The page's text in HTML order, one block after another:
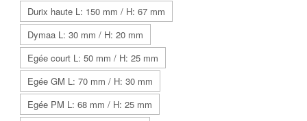
Durix haute L: 150 mm / H: 67 mm
Dymaa L: 30 mm / H: 20 mm
Egée court L: 50 mm / H: 25 mm
Egée GM L: 70 mm / H: 30 mm
Egée PM L: 68 mm / H: 25 mm